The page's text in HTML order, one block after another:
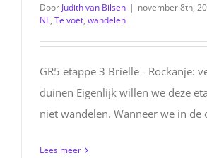
Door Judith van Bilsen | november 8th,
NL, Te voet, wandelen
GR5 etappe 3 Brielle - Rockanje:
duinen Eigenlijk willen we deze
niet wandelen. Wanneer we in de
Lees meer